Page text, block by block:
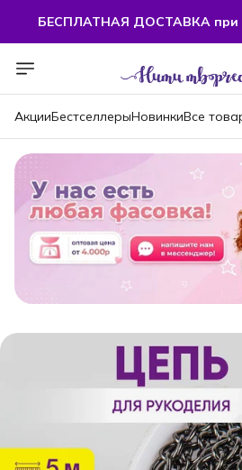
БЕСПЛАТНАЯ ДОСТАВКА при
БЕСПЛАТНАЯ ДОСТАВКА при
АкцииБестселлерыНовинкиВсе